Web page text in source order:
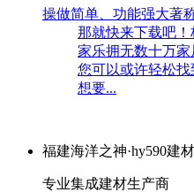
操做简单、功能强大著
那就快来下载吧
家乐拥无数十万
您可以或许轻松
想要...
福建海洋之神·hy590建
专业集成建材生产商